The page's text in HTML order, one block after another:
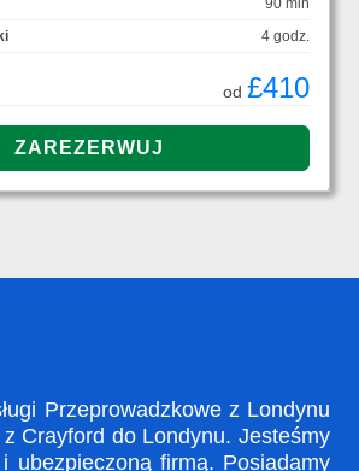
90 min
4 godz.
od £410
Przeprowadzkowe z Londynu
Crayford do Londynu. Jesteśmy
ubezpieczoną firmą. Posiadamy